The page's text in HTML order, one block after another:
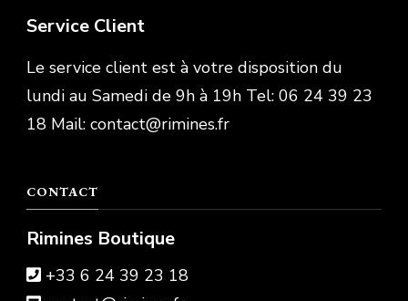
Service Client
Le service client est à votre disposition du
lundi au Samedi de 9h à 19h Tel: 06 24 39 23
18 Mail: contact@rimines.fr
CONTACT
Rimines Boutique
+33 6 24 39 23 18